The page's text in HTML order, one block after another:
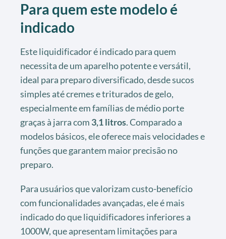
Para quem este modelo é
indicado
Este liquidificador é indicado para quem
necessita de um aparelho potente e versátil,
ideal para preparo diversificado, desde sucos
simples até cremes e triturados de gelo,
especialmente em famílias de médio porte
graças à jarra com 3,1 litros. Comparado a
modelos básicos, ele oferece mais velocidades e
funções que garantem maior precisão no
preparo.
Para usuários que valorizam custo-benefício
com funcionalidades avançadas, ele é mais
indicado do que liquidificadores inferiores a
1000W, que apresentam limitações para